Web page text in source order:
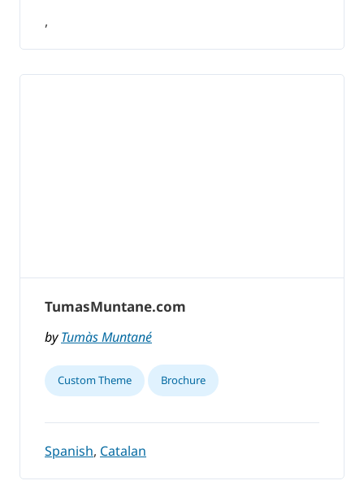
,
TumasMuntane.com
byTumàs Muntané
Custom Theme Brochure
Spanish, Catalan